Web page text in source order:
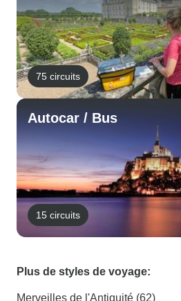
75 circuits
Autocar / Bus
15 circuits
Plus de styles de voyage:
Merveilles de l'Antiquité (62)